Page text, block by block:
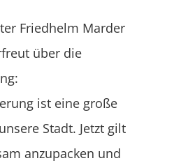
Friedhelm Marder
über die
ist eine große
Stadt. Jetzt gilt
anzupacken und